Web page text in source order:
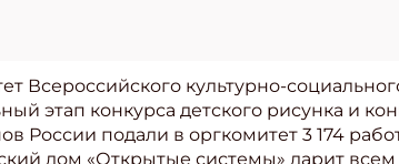
Всероссийского культурно-
этап конкурса детского рисунка и
России подали в оргкомитет 3 174
дом «Открытые системы» дарит